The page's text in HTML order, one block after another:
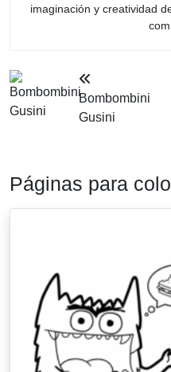
imaginación y creatividad
Bombombini
Gusini
Páginas para